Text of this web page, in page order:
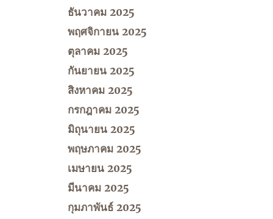
ธันวาคม 2025
พฤศจิกายน 2025
ตุลาคม 2025
กันยายน 2025
สิงหาคม 2025
กรกฎาคม 2025
มิถุนายน 2025
พฤษภาคม 2025
เมษายน 2025
มีนาคม 2025
กุมภาพันธ์ 2025